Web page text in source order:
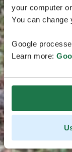
your computer
You can change
Google
Learn more: